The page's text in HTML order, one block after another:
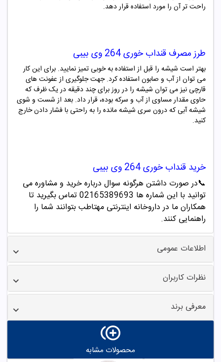
راحت تر آن را مورد استفاده قرار دهد.
طرز مصرف قنداب خوری 264 وی بیبی
بهتر است شیشه را قبل از استفاده به خوبی تمیز نمایید. برای این کار
می توان از آب و صابون استفاده کرد. جهت جلوگیری از عفونت های
قارچی نیز می توان شیشه را در روز برای چند دقیقه در یک ظرف که
حاوی مقدار مساوی از آب و سرکه بوده، قرار داد. بعد از شست و شوی
شیشه آبی که درون سری شیشه مانده را به راحتی با فشار دادن خارج
کنید.
خرید قنداب خوری 264 وی بیبی
📞در صورت داشتن هرگونه سوال درباره خرید و مشاوره می
توانید با این شماره ها 02165389693
تماس بگیرید تا
همکاران ما در داروخانه اینترنتی مهتاطب بتوانند شما را
راهنمایی کنند.
اطلاعات عمومی
نظرات کاربران
معرفی برند
محصولات مشابه